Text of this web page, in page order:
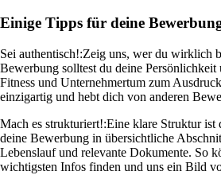
Einige Tipps für deine
Sei authentisch!:Zeig uns, wer du wirklich
Bewerbung solltest du deine
Fitness und Unternehmertum zum
einzigartig und hebt dich von anderen
Mach es strukturiert!:Eine klare Struktur ist
deine Bewerbung in übersichtliche
Lebenslauf und relevante Dokumente. So
wichtigsten Infos finden und uns ein Bild